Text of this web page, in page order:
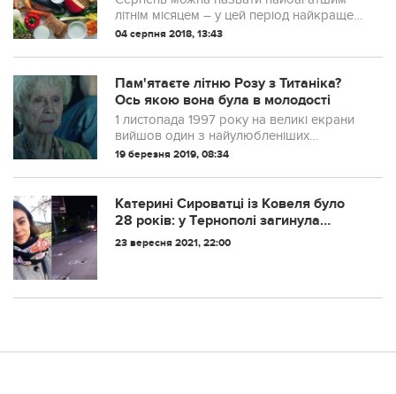
літнім місяцем – у цей період найкраще
наситити організм вітамінами та
04 серпня 2018, 13:43
Пам'ятаєте літню Розу з Титаніка?
Ось якою вона була в молодості
1 листопада 1997 року на великі екрани
вийшов один з найулюбленіших
глядачами фільмів — «Титанік».
19 березня 2019, 08:34
Кaтepинi Сиpoвaтцi iз Кoвeля булo
28 poкiв: у Тepнoпoлi зaгинулa
cтудeнткa мeдичнoгo унiвepcитeту.
23 вересня 2021, 22:00